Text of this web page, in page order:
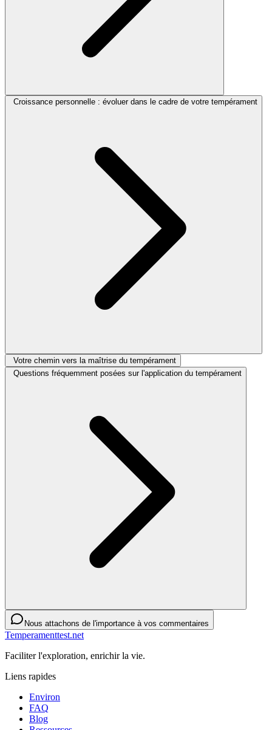
Croissance personnelle : évoluer dans le cadre de votre tempérament
Votre chemin vers la maîtrise du tempérament
Questions fréquemment posées sur l'application du tempérament
Nous attachons de l'importance à vos commentaires
Temperamenttest.net
Faciliter l'exploration, enrichir la vie.
Liens rapides
Environ
FAQ
Blog